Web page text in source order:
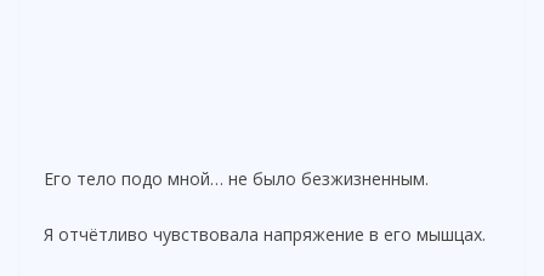
Его тело подо мной… не было безжизненным.
Я отчётливо чувствовала напряжение в его мышцах.